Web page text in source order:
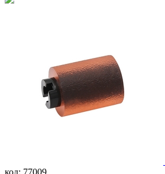
код: 77009